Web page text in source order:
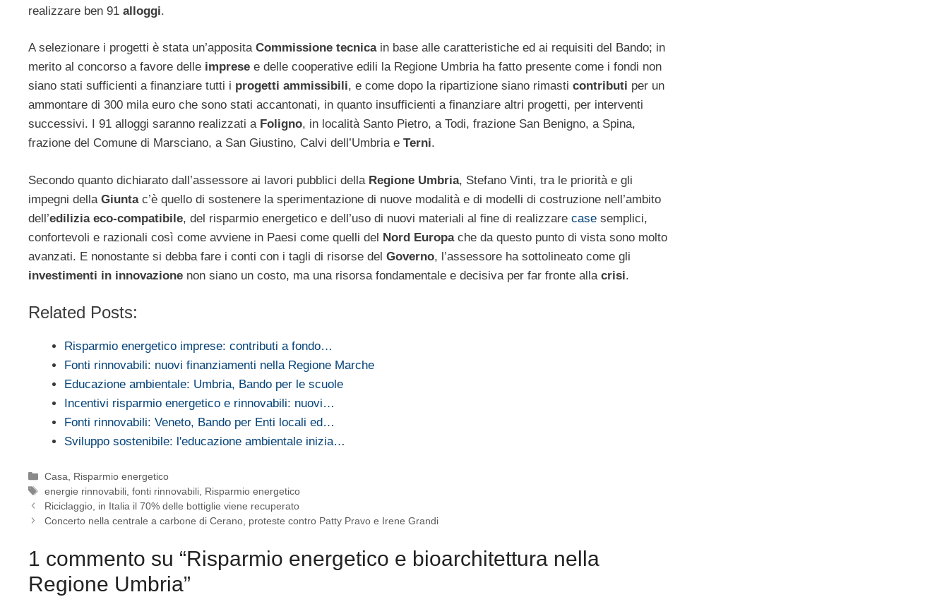
realizzare ben 91 alloggi.
A selezionare i progetti è stata un’apposita Commissione tecnicain base alle caratteristiche ed ai requisiti del Bando; in
merito al concorso a favore delle imprese e delle cooperative edili la Regione Umbria ha fatto presente come i fondi non
siano stati sufficienti a finanziare tutti i progetti ammissibili, e come dopo la ripartizione siano rimasti contributi per un
ammontare di 300 mila euro che sono stati accantonati, in quanto insufficienti a finanziare altri progetti, per interventi
successivi. I 91 alloggi saranno realizzati a Foligno, in località Santo Pietro, a Todi, frazione San Benigno, a Spina,
frazione del Comune di Marsciano, a San Giustino, Calvi dell’Umbria e Terni.
Secondo quanto dichiarato dall’assessore ai lavori pubblici della Regione Umbria, Stefano Vinti, tra le priorità e gli
impegni della Giunta c’è quello di sostenere la sperimentazione di nuove modalità e di modelli di costruzione nell’ambito
dell’edilizia eco-compatibile, del risparmio energetico e dell’uso di nuovi materiali al fine di realizzare case semplici,
confortevoli e razionali così come avviene in Paesi come quelli del Nord Europache da questo punto di vista sono molto
avanzati. E nonostante si debba fare i conti con i tagli di risorse del Governo, l’assessore ha sottolineato come gli
investimenti in innovazione non siano un costo, ma una risorsa fondamentale e decisiva per far fronte alla crisi.
Related Posts:
Risparmio energetico imprese: contributi a fondo…
Fonti rinnovabili: nuovi finanziamenti nella Regione Marche
Educazione ambientale: Umbria, Bando per le scuole
Incentivi risparmio energetico e rinnovabili: nuovi…
Fonti rinnovabili: Veneto, Bando per Enti locali ed…
Sviluppo sostenibile: l'educazione ambientale inizia…
Categorie
Casa
Risparmio energetico
Tag
energie rinnovabili ,fonti rinnovabili Risparmio energetico
Riciclaggio, in Italia il 70% delle bottiglie viene recuperato
Concerto nella centrale a carbone di Cerano, proteste contro Patty Pravo e Irene Grandi
1 commento su “Risparmio energetico e bioarchitettura nella
Regione Umbria”